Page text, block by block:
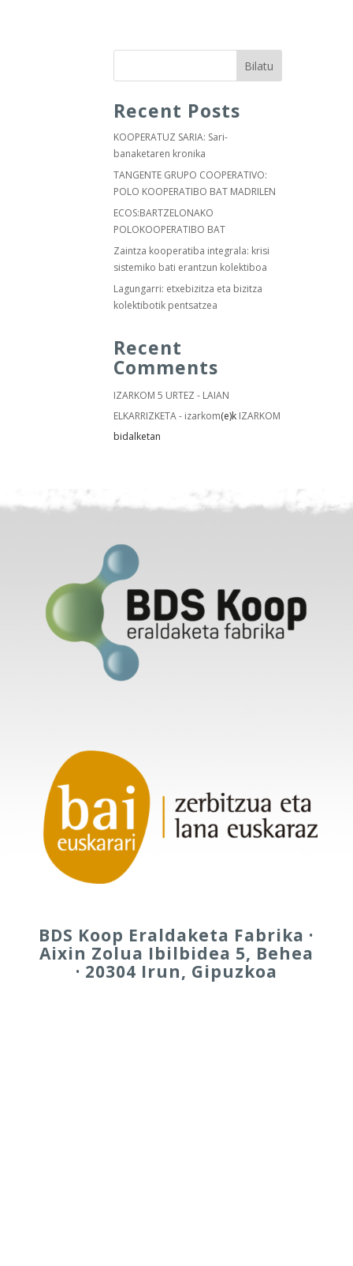
Bilatu
Recent Posts
KOOPERATUZ SARIA: Sari-
banaketaren kronika
TANGENTE GRUPO COOPERATIVO:
POLO KOOPERATIBO BAT MADRILEN
ECOS:BARTZELONAKO
POLOKOOPERATIBO BAT
Zaintza kooperatiba integrala: krisi
sistemiko bati erantzun kolektiboa
Lagungarri: etxebizitza eta bizitza
kolektibotik pentsatzea
Recent
Comments
IZARKOM 5 URTEZ - LAIAN
ELKARRIZKETA - izarkom(e)k IZARKOM
bidalketan
BDS Koop Eraldaketa Fabrika ·
Aixin Zolua Ibilbidea 5, Behea
· 20304 Irun, Gipuzkoa